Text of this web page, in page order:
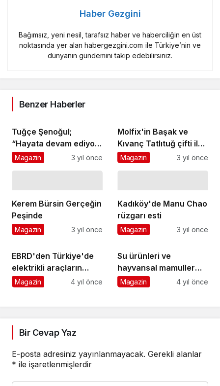
Haber Gezgini
Bağımsız, yeni nesil, tarafsız haber ve haberciliğin en üst
noktasında yer alan habergezgini.com ile Türkiye’nin ve
dünyanın gündemini takip edebilirsiniz.
Benzer Haberler
Tuğçe Şenoğul;
“Hayata devam ediyor
olmak beni çok motive
Magazin 3 yıl önce
Molfix'in Başak ve
Kıvanç Tatlıtuğ çifti ile
ikinci reklam filmi
Magazin 3 yıl önce
Kerem Bürsin Gerçeğin
Peşinde
Magazin 3 yıl önce
Kadıköy'de Manu Chao
rüzgarı esti
Magazin 3 yıl önce
EBRD'den Türkiye'de
elektrikli araçların
yaygınlaşmasını
Magazin 4 yıl önce
Su ürünleri ve
hayvansal mamuller
sektöründen ABD'ye
Magazin 4 yıl önce
Bir Cevap Yaz
E-posta adresiniz yayınlanmayacak. Gerekli alanlar
* ile işaretlenmişlerdir